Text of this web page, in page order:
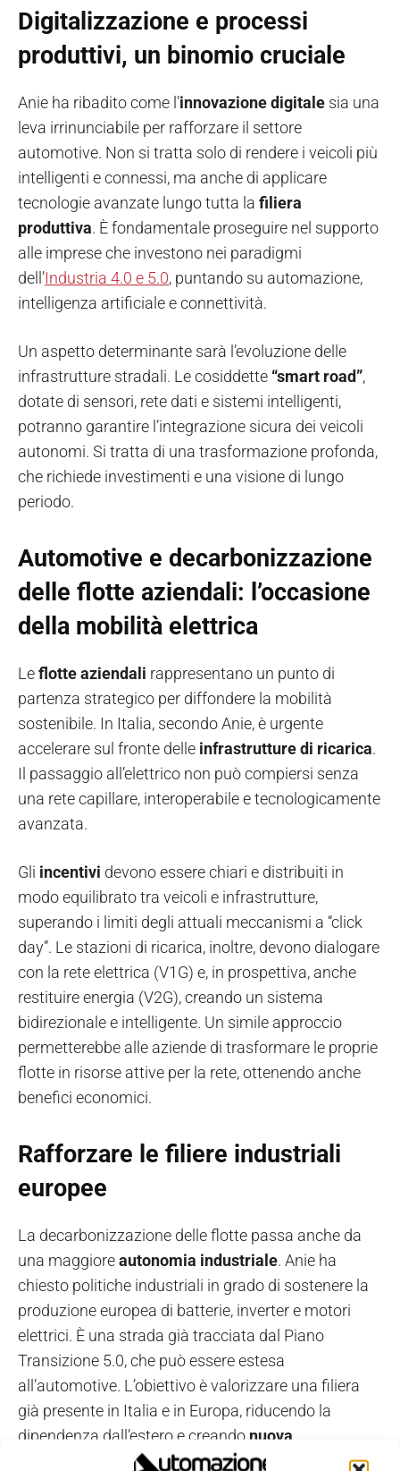
Digitalizzazione e processi
produttivi, un binomio cruciale
Anie ha ribadito come l’innovazione digitale sia una
leva irrinunciabile per rafforzare il settore
automotive. Non si tratta solo di rendere i veicoli più
intelligenti e connessi, ma anche di applicare
tecnologie avanzate lungo tutta la filiera
produttiva. È fondamentale proseguire nel supporto
alle imprese che investono nei paradigmi
dell’Industria 4.0 e 5.0, puntando su automazione,
intelligenza artificiale e connettività.
Un aspetto determinante sarà l’evoluzione delle
infrastrutture stradali. Le cosiddette “smart road”,
dotate di sensori, rete dati e sistemi intelligenti,
potranno garantire l’integrazione sicura dei veicoli
autonomi. Si tratta di una trasformazione profonda,
che richiede investimenti e una visione di lungo
periodo.
Automotive e decarbonizzazione
delle flotte aziendali: l’occasione
della mobilità elettrica
Leflotte aziendali rappresentano un punto di
partenza strategico per diffondere la mobilità
sostenibile. In Italia, secondo Anie, è urgente
accelerare sul fronte delle infrastrutture di ricarica.
Il passaggio all’elettrico non può compiersi senza
una rete capillare, interoperabile e tecnologicamente
avanzata.
Gli incentivi devono essere chiari e distribuiti in
modo equilibrato tra veicoli e infrastrutture,
superando i limiti degli attuali meccanismi a “click
day”. Le stazioni di ricarica, inoltre, devono dialogare
con la rete elettrica (V1G) e, in prospettiva, anche
restituire energia (V2G), creando un sistema
bidirezionale e intelligente. Un simile approccio
permetterebbe alle aziende di trasformare le proprie
flotte in risorse attive per la rete, ottenendo anche
benefici economici.
Rafforzare le filiere industriali
europee
La decarbonizzazione delle flotte passa anche da
una maggioreautonomia industriale. Anie ha
chiesto politiche industriali in grado di sostenere la
produzione europea di batterie, inverter e motori
elettrici. È una strada già tracciata dal Piano
Transizione 5.0, che può essere estesa
all’automotive. L’obiettivo è valorizzare una filiera
già presente in Italia e in Europa, riducendo la
dipendenza dall’estero e creando nuova
occupazione qualificata.